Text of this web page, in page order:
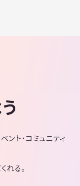
ト・コミュニティ
れる。